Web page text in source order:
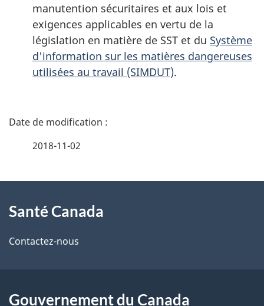
manutention sécuritaires et aux lois et
exigences applicables en vertu de la
législation en matière de SST et du Système
d'information sur les matières dangereuses
utilisées au travail (SIMDUT).
D
i
l
d
2018-11-02
propos
de
site
Santé Canada
Contactez-nous
Gouvernement du Canada